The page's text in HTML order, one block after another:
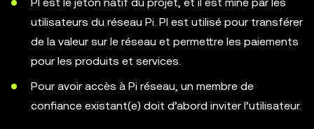
utilisateurs du réseau Pi. PI est utilisé pour transférer
de la valeur sur le réseau et permettre les paiements
pour les produits et services.
Pour avoir accès à Pi réseau, un membre de
confiance existant(e) doit d’abord inviter l’utilisateur.